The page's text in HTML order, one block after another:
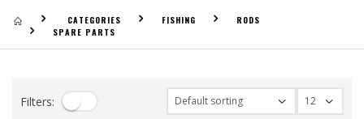
CATEGORIES FISHING
RODS
SPARE PARTS
Filters: